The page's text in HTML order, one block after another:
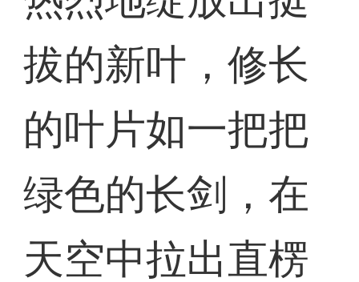
拔的新叶，修长
的叶片如一把把
绿色的长剑，在
天空中拉出直楞